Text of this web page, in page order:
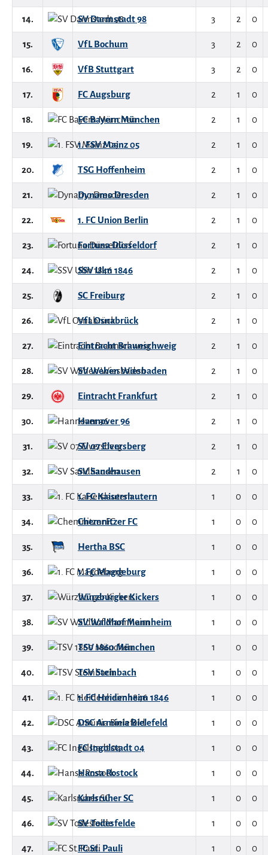
14. SV Darmstadt 98 3 2 0
15. VfL Bochum 3 2 0
16. VfB Stuttgart 3 2 0
17. FC Augsburg 2 1 0
18. FC Bayern München 2 1 0
19. 1. FSV Mainz 05 2 1 0
20. TSG Hoffenheim 2 1 0
21. Dynamo Dresden 2 1 0
22. 1. FC Union Berlin 2 1 0
23. Fortuna Düsseldorf 2 1 0
24. SSV Ulm 1846 2 1 0
25. SC Freiburg 2 1 0
26. VfL Osnabrück 2 1 0
27. Eintracht Braunschweig 2 1 0
28. SV Wehen Wiesbaden 2 1 0
29. Eintracht Frankfurt 2 1 0
30. Hannover 96 2 1 0
31. SV 07 Elversberg 2 1 0
32. SV Sandhausen 2 1 0
33. 1. FC Kaiserslautern 1 0 0
34. Chemnitzer FC 1 0 0
35. Hertha BSC 1 0 0
36. 1. FC Magdeburg 1 0 0
37. Würzburger Kickers 1 0 0
38. SV Waldhof Mannheim 1 0 0
39. TSV 1860 München 1 0 0
40. TSV Steinbach 1 0 0
41. 1. FC Heidenheim 1846 1 0 0
42. DSC Arminia Bielefeld 1 0 0
43. FC Ingolstadt 04 1 0 0
44. Hansa Rostock 1 0 0
45. Karlsruher SC 1 0 0
46. SV Todesfelde 1 0 0
47. FC St. Pauli 1 0 0